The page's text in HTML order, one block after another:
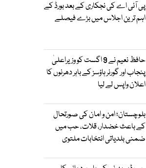
پی آئی اے کی نجکاری کے بعد بورڈ کے
اہم ترین اجلاس میں بڑے فیصلے
حافظ نعیم نے 9 اگست کو وزیراعلیٰ
پنجاب اور گورنر ہاؤسز کے باہر دھرنوں کا
اعلان واپس لے لیا
بلوچستان؛ امن و امان کی صورتحال
کے باعث خضدار، قلات، حب میں
ضمنی بلدیاتی انتخابات ملتوی